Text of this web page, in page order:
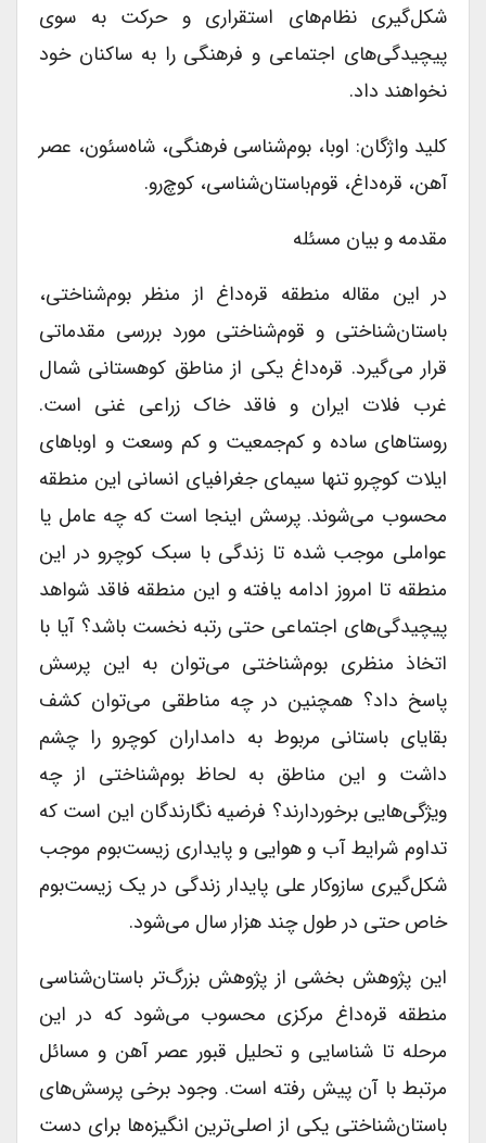
شکل‌گیری نظام‌های استقراری و حرکت به سوی
پیچیدگی‌های اجتماعی و فرهنگی را به ساکنان خود
نخواهند داد.
کلید واژگان: اوبا، بوم‌شناسی فرهنگی، شاه‌سئون، عصر
آهن، قره‌داغ، قوم‌باستان‌شناسی، کوچ‌رو.
مقدمه و بیان مسئله
در این مقاله منطقه قره‌داغ از منظر بوم‌شناختی،
باستان‌شناختی و قوم‌شناختی مورد بررسی مقدماتی
قرار می‌گیرد. قره‌داغ یکی از مناطق کوهستانی شمال
‌غرب فلات ایران و فاقد خاک زراعی غنی است.
روستاهای ساده و کم‌جمعیت و کم وسعت و اوباهای
ایلات کوچ­رو تنها سیمای جغرافیای انسانی این منطقه
محسوب می‌شوند. پرسش اینجا است که چه عامل یا
عواملی موجب شده تا زندگی با سبک کوچ­رو در این
منطقه تا امروز ادامه یافته و این منطقه فاقد شواهد
پیچیدگی‌های اجتماعی حتی رتبه نخست باشد؟ آیا با
اتخاذ منظری بوم‌شناختی می‌توان به این پرسش
پاسخ داد؟ همچنین در چه مناطقی می‌توان کشف
بقایای باستانی مربوط به دامداران کوچ­رو را چشم
داشت و این مناطق به لحاظ بوم‌شناختی از چه
ویژگی‌هایی برخوردارند؟ فرضیه نگارندگان این است که
تداوم شرایط آب و هوایی و پایداری زیست‌بوم موجب
شکل‌گیری سازوکار علی پایدار زندگی در یک زیست‌بوم
خاص حتی در طول چند هزار سال می‌شود.
این پژوهش بخشی از پژوهش بزرگ‌تر باستان‌شناسی
منطقه قره‌داغ مرکزی محسوب می‌شود که در این
مرحله تا شناسایی و تحلیل قبور عصر آهن و مسائل
مرتبط با آن پیش رفته است. وجود برخی پرسش‌های
باستان‌شناختی یکی از اصلی‌ترین انگیزه‌ها برای دست